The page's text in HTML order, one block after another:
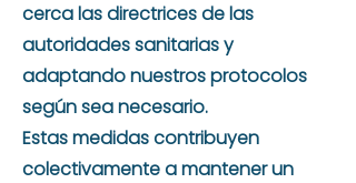
cerca las directrices de las
autoridades sanitarias y
adaptando nuestros protocolos
según sea necesario.
Estas medidas contribuyen
colectivamente a mantener un